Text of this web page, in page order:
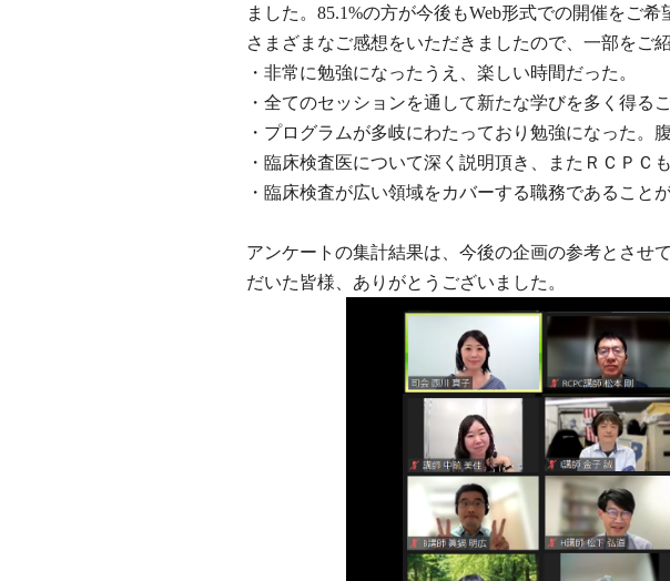
ました。85.1%の方が今後もWeb形式での開催をご希
さまざまなご感想をいただきましたので、一部をご
・非常に勉強になったうえ、楽しい時間だった。
・全てのセッションを通して新たな学びを多く得る
・プログラムが多岐にわたっており勉強になった。
・臨床検査医について深く説明頂き、またＲＣＰＣ
・臨床検査が広い領域をカバーする職務であること
アンケートの集計結果は、今後の企画の参考とさせ
だいた皆様、ありがとうございました。